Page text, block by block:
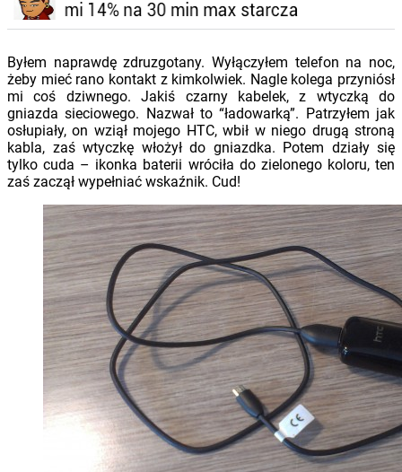
Byłem naprawdę zdruzgotany. Wyłączyłem telefon na noc,
żeby mieć rano kontakt z kimkolwiek. Nagle kolega przyniósł
mi coś dziwnego. Jakiś czarny kabelek, z wtyczką do
gniazda sieciowego. Nazwał to “ładowarką”. Patrzyłem jak
osłupiały, on wziął mojego HTC, wbił w niego drugą stroną
kabla, zaś wtyczkę włożył do gniazdka. Potem działy się
tylko cuda – ikonka baterii wróciła do zielonego koloru, ten
zaś zaczął wypełniać wskaźnik. Cud!